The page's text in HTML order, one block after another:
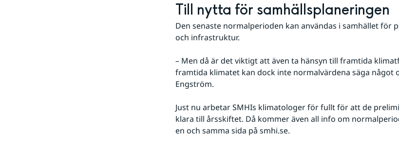
Till nytta för samhällsplaneringen
Den senaste normalperioden kan användas i samhället för
och infrastruktur.
– Men då är det viktigt att även ta hänsyn till framtida
framtida klimatet kan dock inte normalvärdena säga något
Engström.
Just nu arbetar SMHIs klimatologer för fullt för att de
klara till årsskiftet. Då kommer även all info om
en och samma sida på smhi.se.